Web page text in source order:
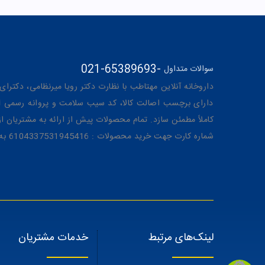
021-65389693 سوالات متداول -
داروخانه آنلاین مهتاطب با نظارت دکتر رویا میرنظامی، دکترای حرفه‌ای
دارای برچسب اصالت کالا، کد سیب سلامت و پروانه رسمی
کاملاً مطمئن سازد. تمام محصولات پیش از ارائه به
شماره کارت جهت خرید محصولات : 6104337531945416 به نام رویا میرنظامی
لینک‌های مرتبط خدمات مشتریان